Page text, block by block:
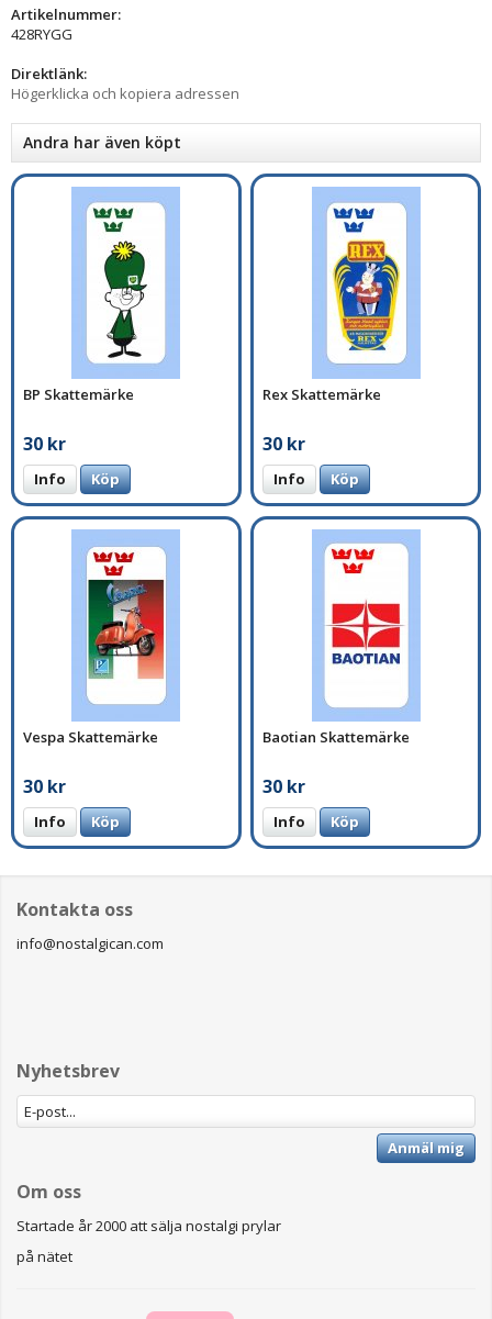
Artikelnummer:
428RYGG
Direktlänk:
Högerklicka och kopiera adressen
Andra har även köpt
BP Skattemärke
30 kr
Info Köp
Rex Skattemärke
30 kr
Info Köp
Vespa Skattemärke
30 kr
Info Köp
Baotian Skattemärke
30 kr
Info Köp
Kontakta oss
info@nostalgican.com
Nyhetsbrev
Anmäl mig
Om oss
Startade år 2000 att sälja nostalgi prylar
på nätet